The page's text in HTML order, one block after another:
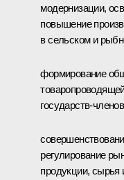
модернизации,
повышение
в сельском и
формирование
государств-
регулирование
продукции, сырья